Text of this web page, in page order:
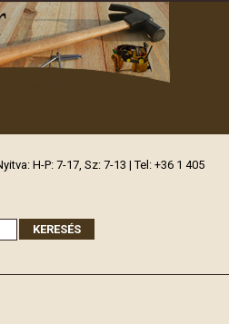
H-P: 7-17, Sz: 7-13 | Tel: +36 1 405